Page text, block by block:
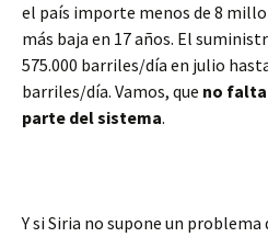
el país importe menos de 8
más baja en 17 años. El
575.000 barriles/día en julio
barriles/día. Vamos, que no
parte del sistema.
Y si Siria no supone un